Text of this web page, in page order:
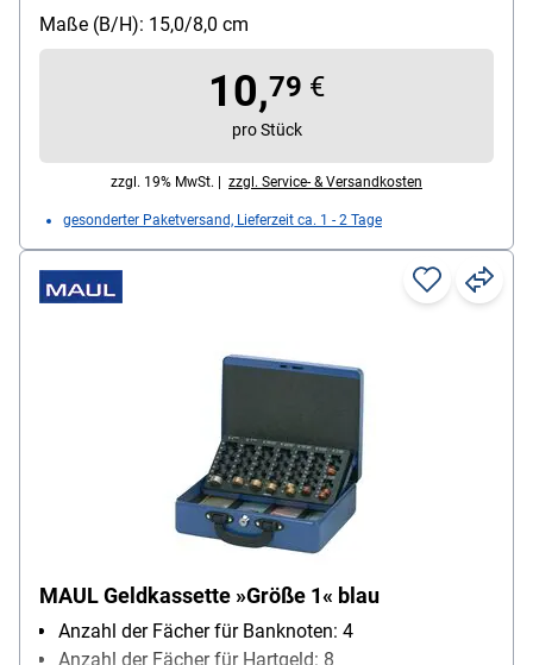
Schließungsart: Zylinderschloss
Maße (B/H): 15,0/8,0 cm
10,79 €
pro Stück
zzgl. 19% MwSt. | zzgl. Service- & Versandkosten
gesonderter Paketversand, Lieferzeit ca. 1 - 2 Tage
MAUL Geldkassette »Größe 1« blau
Anzahl der Fächer für Banknoten: 4
Anzahl der Fächer für Hartgeld: 8